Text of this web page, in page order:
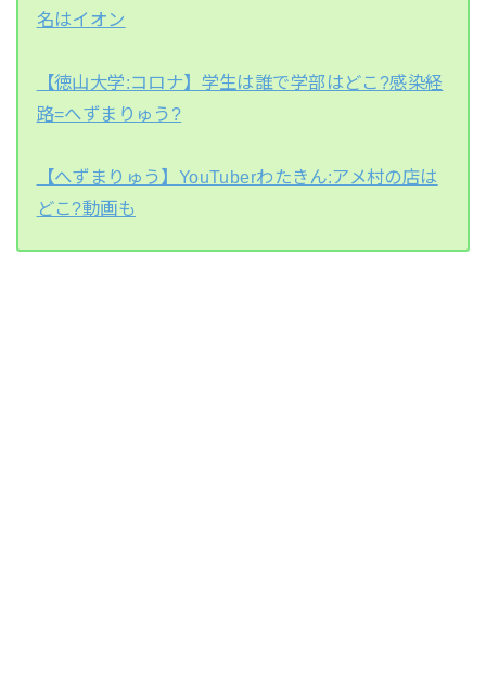
名はイオン
【徳山大学:コロナ】学生は誰で学部はどこ?感染経
路=へずまりゅう?
【へずまりゅう】YouTuberわたきん:アメ村の店は
どこ?動画も